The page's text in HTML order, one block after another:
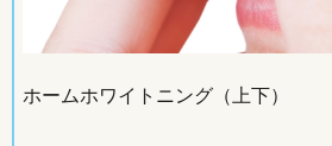
ホームホワイトニング（上下）